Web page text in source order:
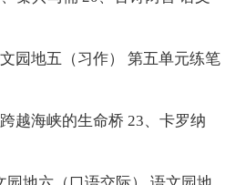
园地五（习作） 第五单元练笔
越海峡的生命桥 23、卡罗纳